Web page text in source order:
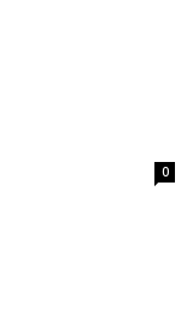
0